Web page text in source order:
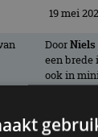
19 mei
DoorNiels
een brede
ook in
oude